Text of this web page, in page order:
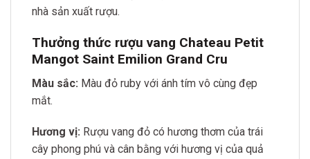
nhà sản xuất rượu.
Thưởng thức rượu vang Chateau Petit
Mangot Saint Emilion Grand Cru
Màu sắc: Màu đỏ ruby với ánh tím vô cùng đẹp
mắt.
Hương vị: Rượu vang đỏ có hương thơm của trái
cây phong phú và cân bằng với hương vị của quả